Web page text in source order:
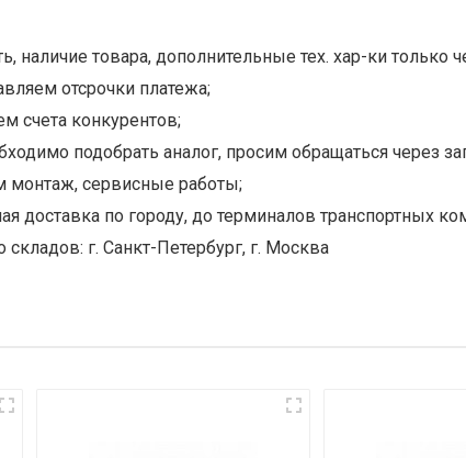
наличие товара, дополнительные тех. хар-ки только
отсрочки платежа;
счета конкурентов;
подобрать аналог, просим обращаться через
монтаж, сервисные работы;
доставка по городу, до терминалов транспортных
складов: г. Санкт-Петербург, г. Москва